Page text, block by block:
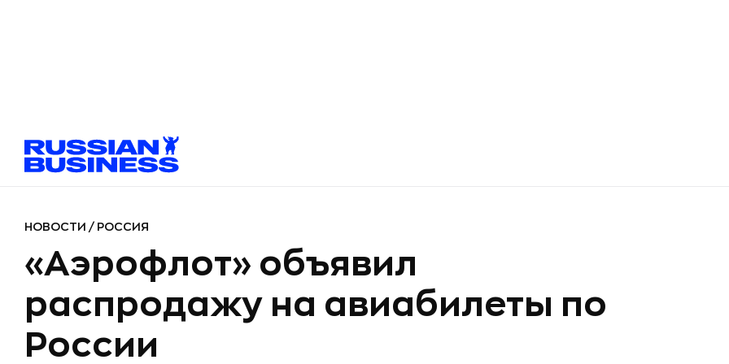
НОВОСТИ / РОССИЯ
«Аэрофлот» объявил
распродажу на авиабилеты по
России